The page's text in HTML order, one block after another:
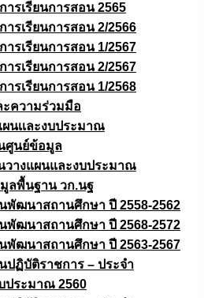
ารเรียนการสอน 2565
ารเรียนการสอน 2/2566
ารเรียนการสอน 1/2567
ารเรียนการสอน 2/2567
ารเรียนการสอน 1/2568
ะความร่วมมือ
ผนเเละงบประมาณ
ศูนย์ข้อมูล
วางแผนและงบประมาณ
ลพื้นฐาน วก.นฐ
พัฒนาสถานศึกษา ปี 2558-2562
พัฒนาสถานศึกษา ปี 2568-2572
พัฒนาสถานศึกษา ปี 2563-2567
ปฏิบัติราชการ – ประจำ
ประมาณ 2560